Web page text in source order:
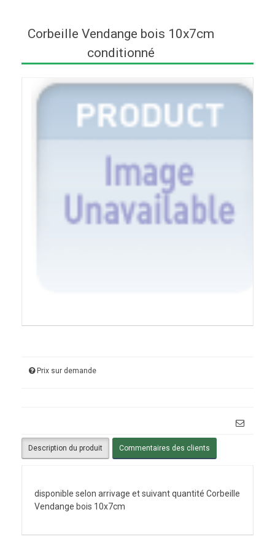
Corbeille Vendange bois 10x7cm
conditionné
Prix sur demande
Description du produit Commentaires des clients
disponible selon arrivage et suivant quantité Corbeille
Vendange bois 10x7cm